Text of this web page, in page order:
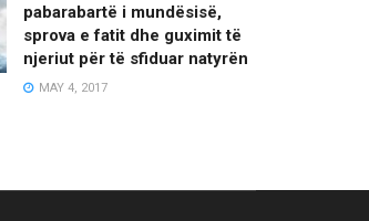
pabarabartë i mundësisë,
sprova e fatit dhe guximit të
njeriut për të sfiduar natyrën
MAY 4, 2017